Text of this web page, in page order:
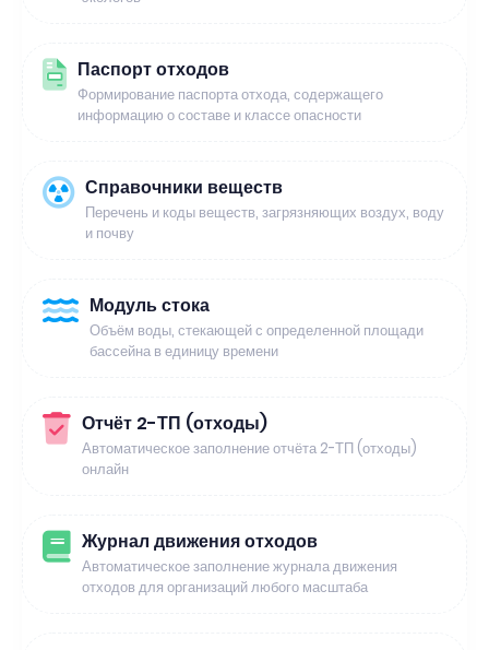
Паспорт отходов
Формирование паспорта отхода, содержащего
информацию о составе и классе опасности
Справочники веществ
Перечень и коды веществ, загрязняющих воздух, воду
и почву
Модуль стока
Объём воды, стекающей с определенной площади
бассейна в единицу времени
Отчёт 2-ТП (отходы)
Автоматическое заполнение отчёта 2-ТП (отходы)
онлайн
Журнал движения отходов
Автоматическое заполнение журнала движения
отходов для организаций любого масштаба